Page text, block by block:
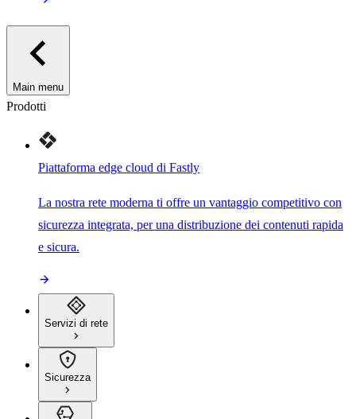
Main menu
Prodotti
Piattaforma edge cloud di Fastly
La nostra rete moderna ti offre un vantaggio competitivo con
sicurezza integrata, per una distribuzione dei contenuti rapida
e sicura.
Servizi di rete
Sicurezza